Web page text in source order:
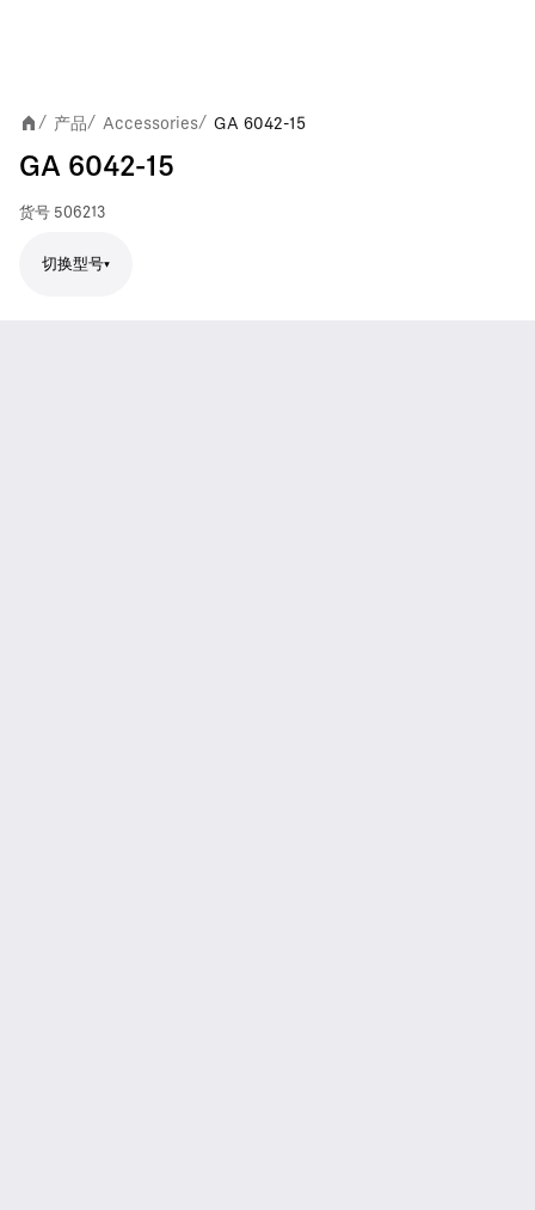
/ 产品/ Accessories/ GA 6042-15
GA 6042-15
货号 506213
切换型号